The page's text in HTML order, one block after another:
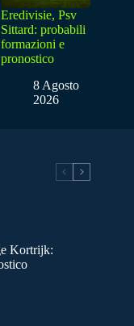
Eredivisie, Psv
Sittard: probabili
formazioni e
pronostico
8 Agosto
2026
Kortrijk: